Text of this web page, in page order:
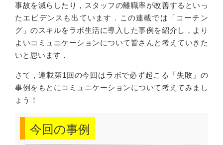
事故を減らしたり，スタッフの離職率が改善するといっ
たエビデンスも出ています．この連載では「コーチン
グ」のスキルをラボ生活に導入した事例を紹介し，より
よいコミュニケーションについて皆さんと考えていきた
いと思います．
さて，連載第1回の今回はラボで必ず起こる「失敗」の
事例をもとにコミュニケーションについて考えてみまし
ょう！